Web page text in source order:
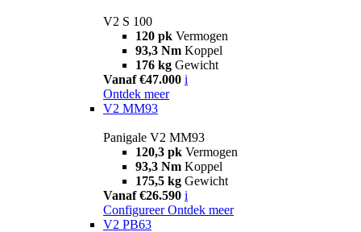
V2 S 100
120 pk Vermogen
93,3 Nm Koppel
176 kg Gewicht
Vanaf €47.000 i
Ontdek meer
V2 MM93
Panigale V2 MM93
120,3 pk Vermogen
93,3 Nm Koppel
175,5 kg Gewicht
Vanaf €26.590 i
Configureer Ontdek meer
V2 PB63